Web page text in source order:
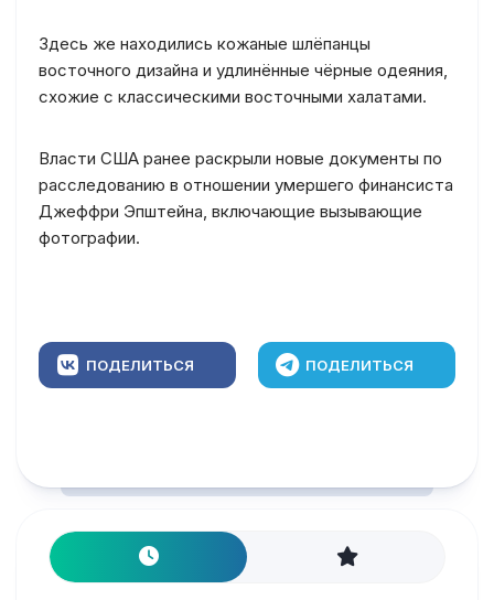
Здесь же находились кожаные шлёпанцы
восточного дизайна и удлинённые чёрные одеяния,
схожие с классическими восточными халатами.
Власти США ранее раскрыли новые документы по
расследованию в отношении умершего финансиста
Джеффри Эпштейна, включающие вызывающие
фотографии.
ПОДЕЛИТЬСЯ ПОДЕЛИТЬСЯ